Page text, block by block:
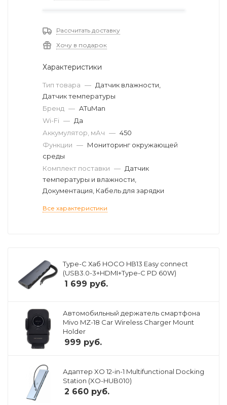
Рассчитать доставку
Хочу в подарок
Характеристики
Тип товара — Датчик влажности,
Датчик температуры
Бренд — ATuMan
Wi-Fi — Да
Аккумулятор, мАч — 450
Функции — Мониторинг окружающей
среды
Комплект поставки — Датчик
температуры и влажности,
Документация, Кабель для зарядки
Все характеристики
Type-C Хаб HOCO HB13 Easy connect
(USB3.0-3+HDMI+Type-C PD 60W)
1 699 руб.
Автомобильный держатель смартфона
Mivo MZ-18 Car Wireless Charger Mount
Holder
999 руб.
Адаптер XO 12-in-1 Multifunctional Docking
Station (XO-HUB010)
2 660 руб.